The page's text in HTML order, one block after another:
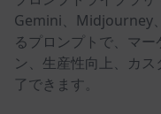
Gemini、Midjourney
るプロンプトで、マ
ン、生産性向上、カ
了できます。